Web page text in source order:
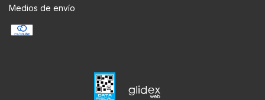
Medios de envío